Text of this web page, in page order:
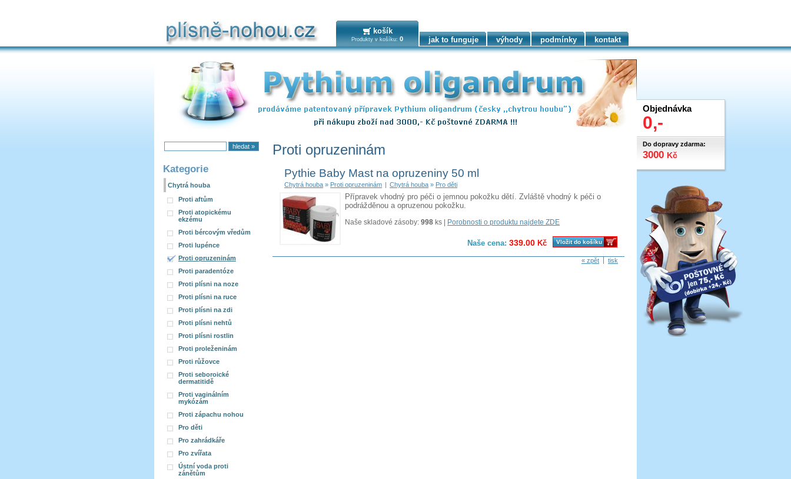
košík
Produkty v košíku: 0 jak to funguje výhody podmínky kontakt
Kategorie
Chytrá houba
Proti aftům
Proti atopickému
ekzému
Proti bércovým vředům
Proti lupénce
Proti opruzeninám
Proti paradentóze
Proti plísni na noze
Proti plísni na ruce
Proti plísni na zdi
Proti plísni nehtů
Proti plísni rostlin
Proti proleženinám
Proti růžovce
Proti seboroické
dermatitidě
Proti vaginálním
mykózám
Proti zápachu nohou
Pro děti
Pro zahrádkáře
Pro zvířata
Ústní voda proti
zánětům
Proti opruzeninám
Pythie Baby Mast na opruzeniny 50 ml
Chytrá houba » Proti opruzeninám | Chytrá houba » Pro děti
Přípravek vhodný pro péči o jemnou pokožku dětí. Zvláště vhodný k péči o
podrážděnou a opruzenou pokožku.
Naše skladové zásoby:998 ks | Porobnosti o produktu najdete ZDE
Vložit do košíku
Naše cena: 339.00 Kč
tisk
« zpět
Objednávka
0,-
Do dopravy zdarma:
3000 Kč